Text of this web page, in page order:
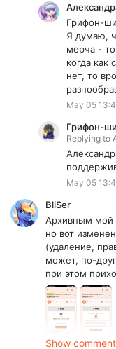
Грифон-
Я думаю,
мерча -
когда как
нет, то
May 05
Грифон-
Replying to
May 05
BliSer
Архивным мой
но вот
(удаление,
может, по-
при этом
Show comment